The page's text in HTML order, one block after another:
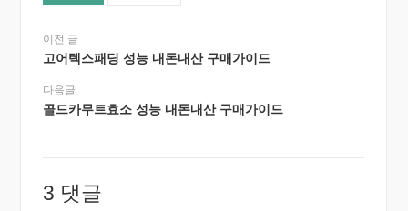
이전 글
고어텍스패딩 성능 내돈내산 구매가이드
다음글
골드카무트효소 성능 내돈내산 구매가이드
3 댓글